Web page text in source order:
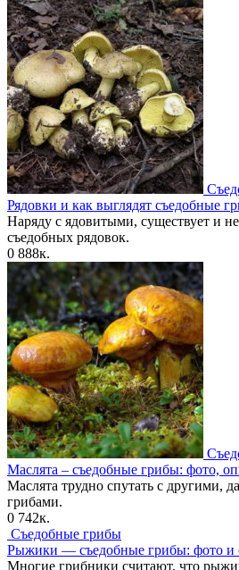
Рядовки и как выглядят съедобные
Наряду с ядовитыми, существует и
съедобных рядовок.
0 888к.
Маслята – съедобные грибы: фото,
Маслята трудно спутать с другими,
грибами.
0 742к.
Съедобные грибы
Рыжики — съедобные грибы: фото и
Многие грибники считают, что